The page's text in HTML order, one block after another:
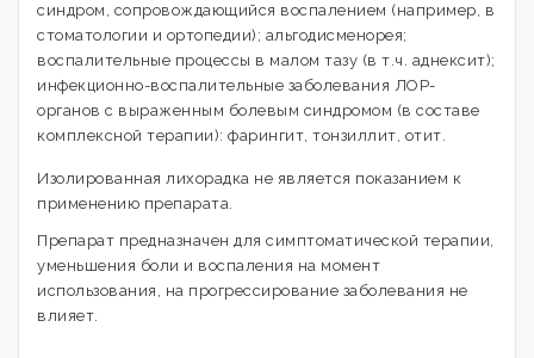
синдром, сопровождающийся воспалением (например, в
стоматологии и ортопедии); альгодисменорея;
воспалительные процессы в малом тазу (в т.ч. аднексит);
инфекционно-воспалительные заболевания ЛОР-
органов с выраженным болевым синдромом (в составе
комплексной терапии): фарингит, тонзиллит, отит.
Изолированная лихорадка не является показанием к
применению препарата.
Препарат предназначен для симптоматической терапии,
уменьшения боли и воспаления на момент
использования, на прогрессирование заболевания не
влияет.